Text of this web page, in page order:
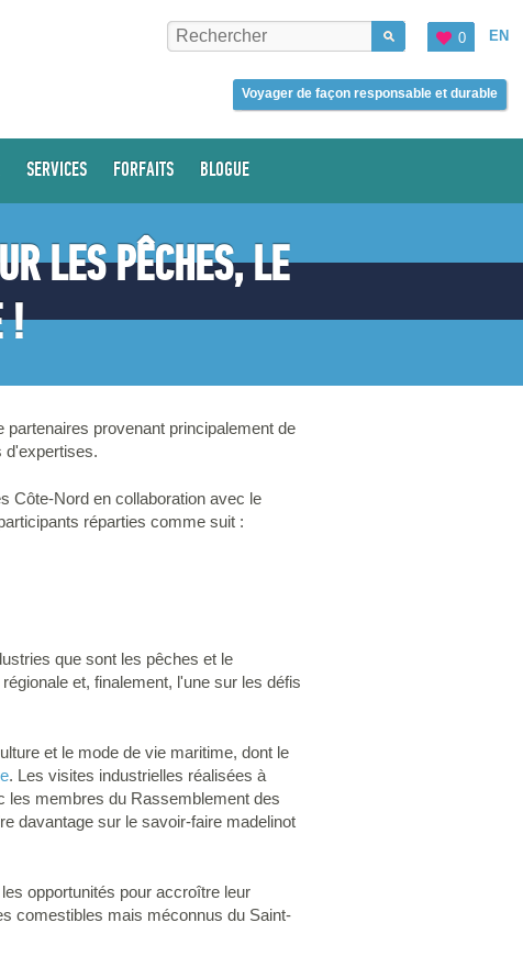
EN
0
Voyager de façon responsable et durable
SERVICES FORFAITS BLOGUE
LES PÊCHES, LE
!
partenaires provenant principalement de
d'expertises.
Côte-Nord en collaboration avec le
réparties comme suit :
que sont les pêches et le
et, finalement, l'une sur les défis
et le mode de vie maritime, dont le
. Les visites industrielles réalisées à
les membres du Rassemblement des
davantage sur le savoir-faire madelinot
opportunités pour accroître leur
comestibles mais méconnus du Saint-